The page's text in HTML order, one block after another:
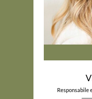
Responsabile